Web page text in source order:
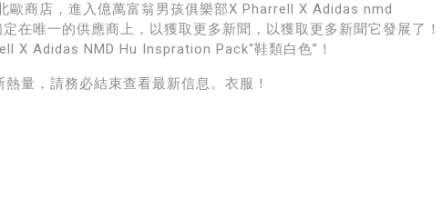
歐商店，進入億萬富翁男孩俱樂部X Pharrell X Adidas nmd
在唯一的供應商上，以獲取更多新聞，以獲取更多新聞它發展了！
X Adidas NMD Hu Inspration Pack“鞋類白色”！
量，請務必結束查看最新信息。衣服！